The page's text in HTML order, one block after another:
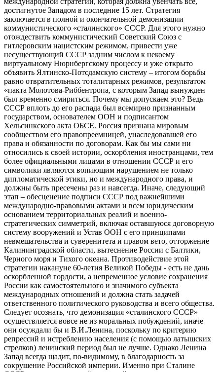
достигнутое Западом в последние 15 лет. Стратегия
заключается в полной и окончательной демонизации
коммунистического «сталинского» СССР. Для этого нужно
отождествить коммунистический Советский Союз с
гитлеровским нацистским режимом, привести уже
несуществующий СССР задним числом к некоему
виртуальному Нюрнбергскому процессу и уже открыто
объявить Ялтинско-Потсдамскую систему – итогом борьбы
равно отвратительных тоталитарных режимов, результатом
«пакта Молотова-Риббентропа, с которым Запад вынужден
был временно смириться. Почему мы допускаем это? Ведь
СССР вплоть до его распада был всемирно признанным
государством, основателем ООН и подписантом
Хельсинкского акта ОБСЕ. Россия признана мировым
сообществом его правопреемницей, унаследовавшей его
права и обязанности по договорам. Как бы мы сами ни
относились к своей истории, оскорбления иностранцами, тем
более официальными лицами в отношении СССР и его
символики являются вопиющим нарушением не только
дипломатической этики, но и международного права, и
должны быть пресечены раз и навсегда. Иначе, следующий
этап – обесценение подписи СССР под важнейшими
международно-правовыми актами и всем юридическим
основанием территориальных реалий и военно-
стратегических симметрий, включая оставшуюся договорную
систему вооружений и Устав ООН с его принципами
невмешательства и суверенитета и правом вето, отторжение
Калининградской области, вытеснение России с Балтики,
Черного моря и Тихого океана. Противодействие этой
стратегии накануне 60-летия Великой Победы - есть не дань
оскорбленной гордости, а непременное условие сохранения
России как самостоятельного и значимого субъекта
международных отношений и должна стать задачей
ответственного политического руководства и всего общества.
Следует осознать, что демонизация «сталинского СССР»
осуществляется вовсе не из моральных побуждений, иначе
они осуждали бы и В.И.Ленина, поскольку по критерию
репрессий и истреблению населения (с помощью латышских
стрелков) ленинский период был не лучше. Однако Ленина
Запад всегда щадит, по-видимому, в благодарность за
сокрушение Российской империи. Именно при Сталине